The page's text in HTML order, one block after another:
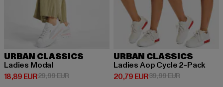
URBAN CLASSICS
Ladies Modal
18,89 EUR
Derzeitiger Preis: 18,89 EUR
29,99 EURAktionspreis: 29,99 EUR
URBAN CLASSICS
Ladies Aop Cycle 2-Pack
20,79 EUR
Derzeitiger Preis: 20,79 EUR
39,99 EURAktionspreis: